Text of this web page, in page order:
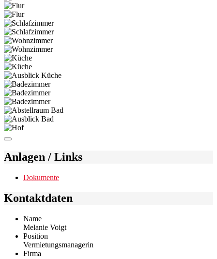
Anlagen / Links
Dokumente
Kontaktdaten
Name
Melanie Voigt
Position
Vermietungsmanagerin
Firma